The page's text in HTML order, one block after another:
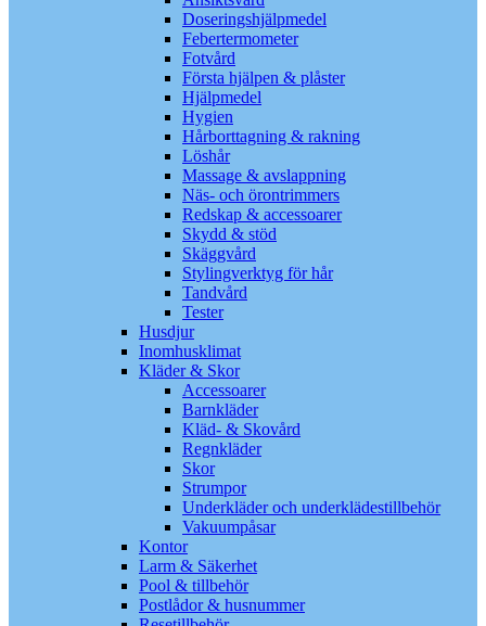
Doseringshjälpmedel
Febertermometer
Fotvård
Första hjälpen & plåster
Hjälpmedel
Hygien
Hårborttagning & rakning
Löshår
Massage & avslappning
Näs- och örontrimmers
Redskap & accessoarer
Skydd & stöd
Skäggvård
Stylingverktyg för hår
Tandvård
Tester
Husdjur
Inomhusklimat
Kläder & Skor
Accessoarer
Barnkläder
Kläd- & Skovård
Regnkläder
Skor
Strumpor
Underkläder och underklädestillbehör
Vakuumpåsar
Kontor
Larm & Säkerhet
Pool & tillbehör
Postlådor & husnummer